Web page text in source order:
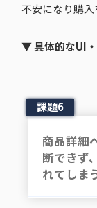
不安になり購入
▼ 具体的なUI
課題6
商品詳細
断できず
れてしま